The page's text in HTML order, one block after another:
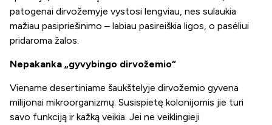
patogenai dirvožemyje vystosi lengviau, nes sulaukia
mažiau pasipriešinimo – labiau pasireiškia ligos, o pasėliui
pridaroma žalos.
Nepakanka „gyvybingo dirvožemio“
Viename desertiniame šaukštelyje dirvožemio gyvena
milijonai mikroorganizmų. Susispietę kolonijomis jie turi
savo funkciją ir kažką veikia. Jei ne veiklingieji